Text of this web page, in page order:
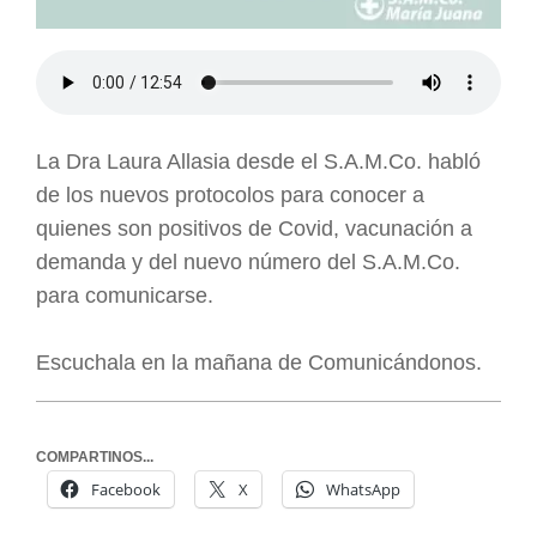
La Dra Laura Allasia desde el S.A.M.Co. habló
de los nuevos protocolos para conocer a
quienes son positivos de Covid, vacunación a
demanda y del nuevo número del S.A.M.Co.
para comunicarse.
Escuchala en la mañana de Comunicándonos.
COMPARTINOS...
Facebook X WhatsApp